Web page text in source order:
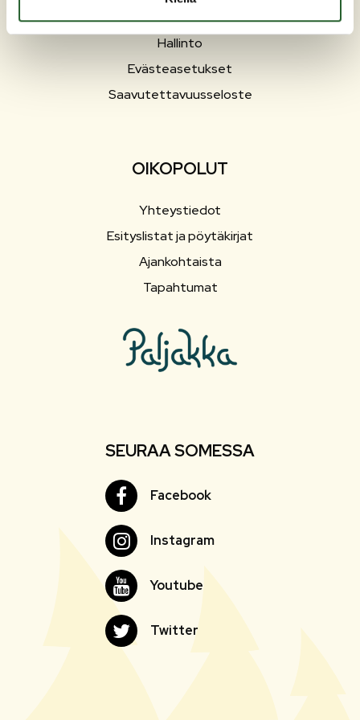
Sosiaali- ja terveyspalvelut
Hallinto
Evästeasetukset
Saavutettavuusseloste
OIKOPOLUT
Yhteystiedot
Esityslistat ja pöytäkirjat
Ajankohtaista
Tapahtumat
SEURAA SOMESSA
FacebookFacebook
InstagramInstagram
YoutubeYoutube
Twitter Twitter